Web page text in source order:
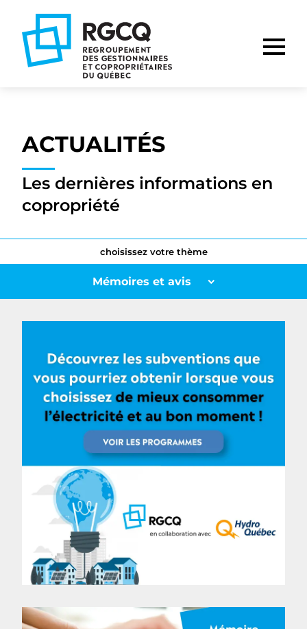
navigation
principale
contenu
ACTUALITÉS
Les dernières informations en
copropriété
choisissez votre thème
Mémoires et avis
Nouvelles
Mémoires et avis
Communiqués
Condoliaison
Formation